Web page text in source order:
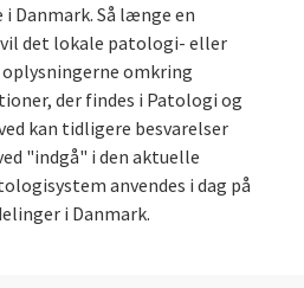
Danmark. Så længe en
det lokale patologi- eller
omkring
der findes i Patologi og
kan tidligere besvarelser
"indgå" i den aktuelle
anvendes i dag på
i Danmark.